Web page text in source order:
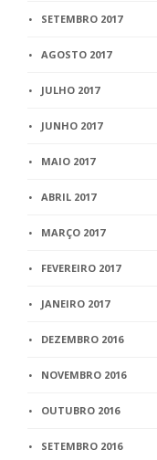
SETEMBRO 2017
AGOSTO 2017
JULHO 2017
JUNHO 2017
MAIO 2017
ABRIL 2017
MARÇO 2017
FEVEREIRO 2017
JANEIRO 2017
DEZEMBRO 2016
NOVEMBRO 2016
OUTUBRO 2016
SETEMBRO 2016